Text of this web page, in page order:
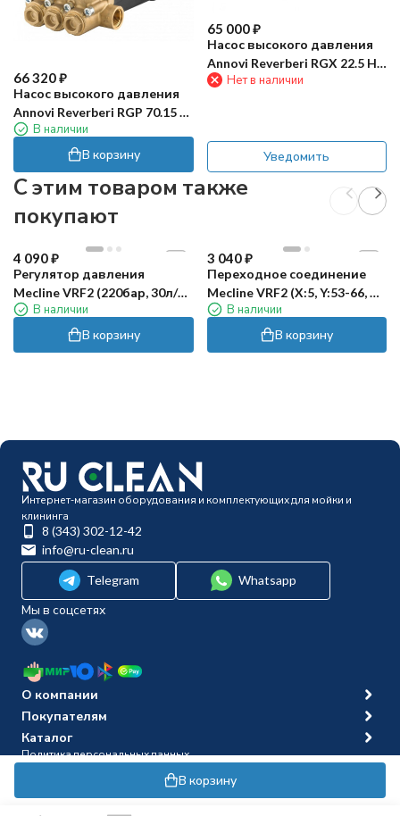
В корзину
66 320₽
Насос высокого давления
Annovi Reverberi RGP 70.15 N
(150бар, 70л/мин)
В наличии
В корзину
65 000₽
Насос высокого давления
Annovi Reverberi RGX 22.5 H
N (22 л/мин, 500 бар)
Нет в наличии
Уведомить
C этим товаром также
покупают
4 090₽
Регулятор давления
Mecline VRF2 (220бар, 30л/
мин, 3/8"ш-М22х1.5ш, верх)
В наличии
В корзину
3 040₽
Переходное соединение
Mecline VRF2 (X:5, Y:53-66, AR
RR, HAWK NHD, BERTO TW-
TML-TWE-VML-KWE)
В наличии
В корзину
Интернет-магазин оборудования и комплектующих для мойки и
клининга
8 (343) 302-12-42
info@ru-clean.ru
Telegram
Whatsapp
Мы в соцсетях
О компании
Покупателям
Каталог
Политика персональных данных